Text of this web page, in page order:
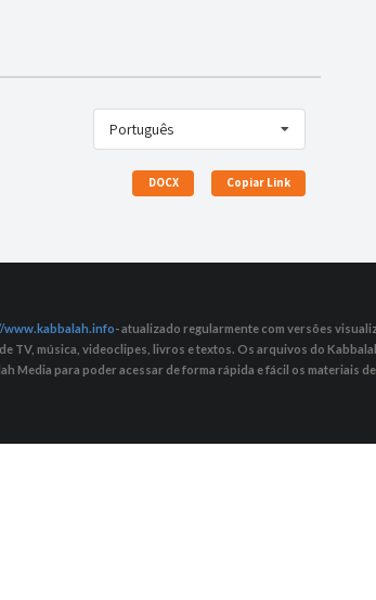
Português
DOCX Copiar Link
www.kabbalah.info- atualizado regularmente com versões
TV, música, videoclipes, livros e textos. Os arquivos do
para poder acessar de forma rápida e fácil os materiais